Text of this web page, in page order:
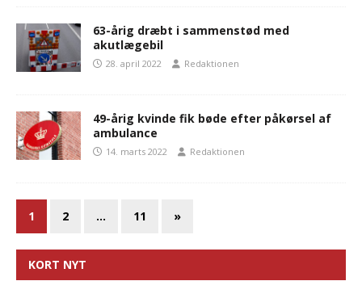
63-årig dræbt i sammenstød med
akutlægebil
28. april 2022 Redaktionen
49-årig kvinde fik bøde efter påkørsel af
ambulance
14. marts 2022 Redaktionen
1 2 … 11 »
KORT NYT